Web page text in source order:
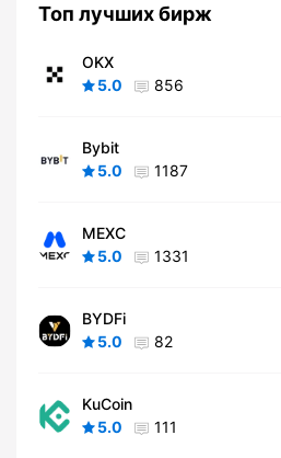
Топ лучших бирж
OKX
5.0
856
Bybit
5.0
1187
MEXC
5.0
1331
BYDFi
5.0
82
KuCoin
5.0
111